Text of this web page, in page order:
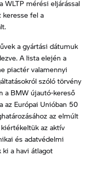
WLTP mérési eljárással
fel a
a gyártási dátumuk
A lista elején a
piactér valamennyi
szóló törvény
a BMW újautó-kereső
az Európai Unióban 50
az elmúlt
az aktív
és adatvédelmi
a havi átlagot